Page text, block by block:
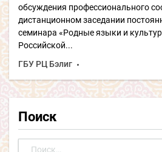
обсуждения профессионального
дистанционном заседании
семинара «Родные языки и
Российской...
ГБУ РЦ Бэлиг
Поиск